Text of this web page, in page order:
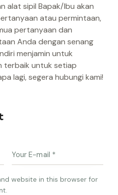
alat sipil Bapak/Ibu akan
atau permintaan,
pertanyaan dan
Anda dengan senang
menjamin untuk
terbaik untuk setiap
lagi, segera hubungi kami!
website in this browser for